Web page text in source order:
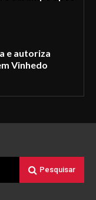
e autoriza
Vinhedo
Pesquisar